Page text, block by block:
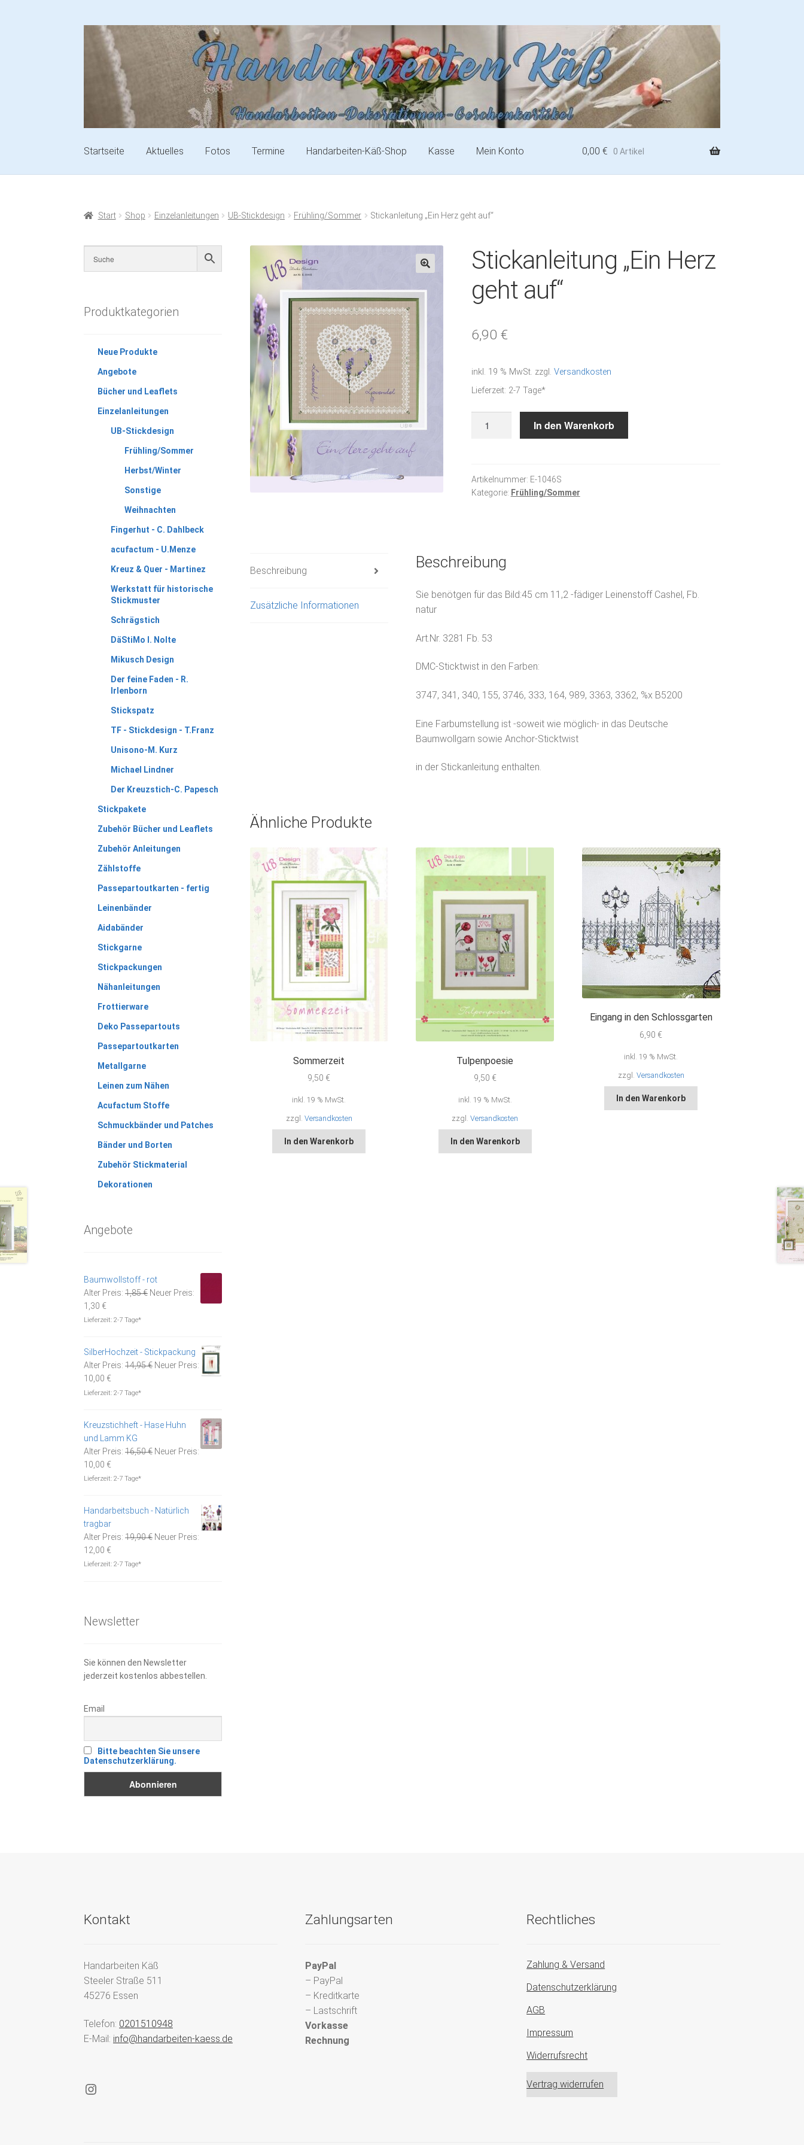
Startseite Aktuelles Fotos Termine Handarbeiten-Käß-Shop Kasse Mein Konto 0,00 € 0 Artikel
Start Shop Einzelanleitungen UB-Stickdesign Frühling/Sommer Stickanleitung „Ein Herz geht auf“
Stickanleitung „Ein Herz
geht auf“
6,90 €
inkl. 19 % MwSt. zzgl. Versandkosten
Lieferzeit: 2-7 Tage*
auf"
Menge
In den Warenkorb
Artikelnummer: E-1046S
Kategorie: Frühling/Sommer
Beschreibung
Zusätzliche Informationen
Beschreibung
Sie benötgen für das Bild:45 cm 11,2 -fädiger Leinenstoff Cashel, Fb.
natur
Art.Nr. 3281 Fb. 53
DMC-Sticktwist in den Farben:
3747, 341, 340, 155, 3746, 333, 164, 989, 3363, 3362, %x B5200
Eine Farbumstellung ist -soweit wie möglich- in das Deutsche
Baumwollgarn sowie Anchor-Sticktwist
in der Stickanleitung enthalten.
Ähnliche Produkte
Sommerzeit
9,50 €
inkl. 19 % MwSt.
zzgl. Versandkosten
In den Warenkorb
Tulpenpoesie
9,50 €
inkl. 19 % MwSt.
zzgl.Versandkosten
In den Warenkorb
Eingang in den Schlossgarten
6,90 €
inkl. 19 % MwSt.
zzgl. Versandkosten
In den Warenkorb
Produktkategorien
Neue Produkte
Angebote
Bücher und Leaflets
Einzelanleitungen
UB-Stickdesign
Frühling/Sommer
Herbst/Winter
Sonstige
Weihnachten
Fingerhut - C. Dahlbeck
acufactum - U.Menze
Kreuz & Quer - Martinez
Werkstatt für historische
Stickmuster
Schrägstich
DäStiMo I. Nolte
Mikusch Design
Der feine Faden - R.
Irlenborn
Stickspatz
TF - Stickdesign - T.Franz
Unisono-M. Kurz
Michael Lindner
Der Kreuzstich-C. Papesch
Stickpakete
Zubehör Bücher und Leaflets
Zubehör Anleitungen
Zählstoffe
Passepartoutkarten - fertig
Leinenbänder
Aidabänder
Stickgarne
Stickpackungen
Nähanleitungen
Frottierware
Deko Passepartouts
Passepartoutkarten
Metallgarne
Leinen zum Nähen
Acufactum Stoffe
Schmuckbänder und Patches
Bänder und Borten
Zubehör Stickmaterial
Dekorationen
Angebote
Baumwollstoff - rot
Alter Preis: 1,85€ Ursprünglicher
Neuer Preis:
1,30 €Aktueller
Preis
Lieferzeit:2-7 Tage*
SilberHochzeit - Stickpackung
Alter Preis: 14,95€ Ursprünglicher
Neuer Preis:
10,00 €Aktueller
Preis
Lieferzeit:2-7 Tage*
Kreuzstichheft - Hase Huhn
und Lamm KG
Alter Preis: 16,50€ Ursprünglicher
Neuer Preis:
10,00 €Aktueller
Preis
Lieferzeit:2-7 Tage*
Handarbeitsbuch - Natürlich
tragbar
Alter Preis: 19,90€ Ursprünglicher
Neuer Preis:
12,00 €Aktueller
Preis
Lieferzeit:2-7 Tage*
Newsletter
Sie können den Newsletter
jederzeit kostenlos abbestellen.
Email
Bitte beachten Sie unsere
Datenschutzerklärung.
Kontakt
Handarbeiten Käß
Steeler Straße 511
45276 Essen
Telefon: 0201510948
E-Mail: info@handarbeiten-kaess.de
Instagram
Zahlungsarten
PayPal
– PayPal
– Kreditkarte
– Lastschrift
Vorkasse
Rechnung
Rechtliches
Zahlung & Versand
Datenschutzerklärung
AGB
Impressum
Widerrufsrecht
Vertrag widerrufen